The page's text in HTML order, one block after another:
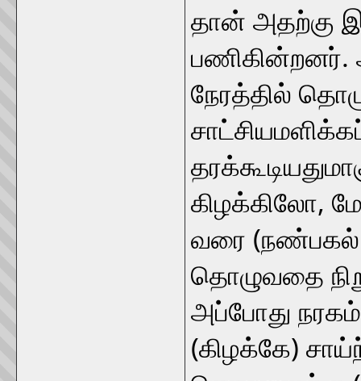
தான் அதற்கு
நேரத்தில்
கிழக்கிலோ,
வரை (நண்பகல்
தொழுவதை
அப்போது நரகம்
(கிழக்கே)